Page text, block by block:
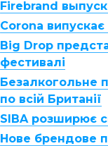
Firebrand
Corona
Big Drop
фестивалі
Безалкогольне
по всій Британії
SIBA розширює
Нове брендове